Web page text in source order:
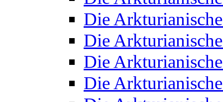
Die
Die
Die
Die